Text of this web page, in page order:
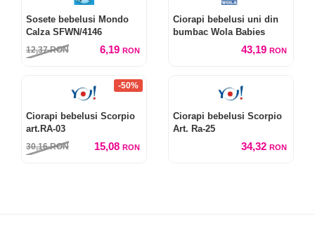
Sosete bebelusi Mondo
Calza SFWN/4146
12,37RON 6,19 RON
Ciorapi bebelusi uni din
bumbac Wola Babies
43,19 RON
-50%
Ciorapi bebelusi Scorpio
art.RA-03
30,16RON 15,08 RON
Ciorapi bebelusi Scorpio
Art. Ra-25
34,32 RON